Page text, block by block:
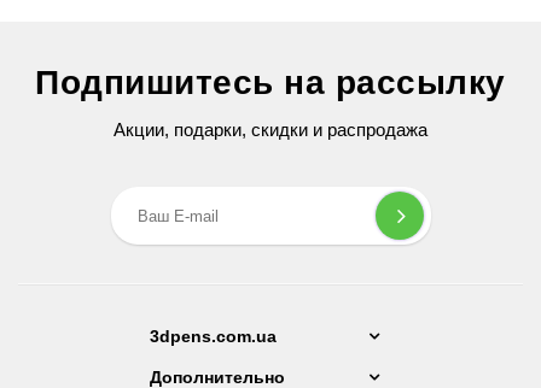
79 грн
Подпишитесь на рассылку
Акции, подарки, скидки и распродажа
3dpens.com.ua
Дополнительно